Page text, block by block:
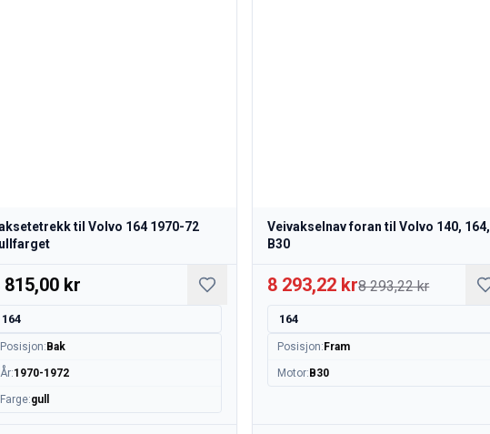
til Volvo 164 1970-72
815,00 kr
164
Posisjon: Bak
År:1970-1972
Farge:gull
Veivakselnav foran til Volvo 140, 164,
B30
8 293,22 kr8 293,22 kr
164
Posisjon: Fram
Motor: B30